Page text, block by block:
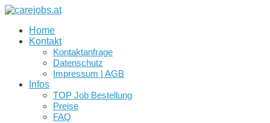
Home
Kontakt
Kontaktanfrage
Datenschutz
Impressum | AGB
Infos
TOP Job Bestellung
Preise
FAQ